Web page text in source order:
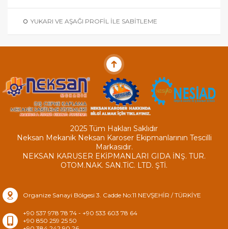
YUKARI VE AŞAĞI PROFIL ILE SABITLEME
2025 Tüm Hakları Saklıdır
Neksan Mekanik Neksan Karoser Ekipmanlarının Tescilli
Markasıdır.
NEKSAN KARUSER EKİPMANLARI GIDA İNŞ. TUR.
OTOM.NAK. SAN.TİC. LTD. ŞTİ.
Organize Sanayi Bölgesi 3. Cadde No:11 NEVŞEHİR / TÜRKİYE
+90 537 978 78 74 - +90 533 603 78 64
+90 850 259 25 50